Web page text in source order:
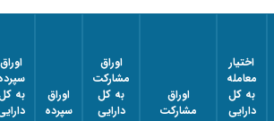
اختیار
معامله
به کل
دارایی
اوراق
مشارکت
اوراق
مشارکت
به کل
دارایی
اوراق
سپرده
اوراق
به